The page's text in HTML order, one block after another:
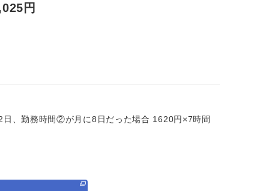
円
、勤務時間②が月に8日だった場合 1620円×7時間